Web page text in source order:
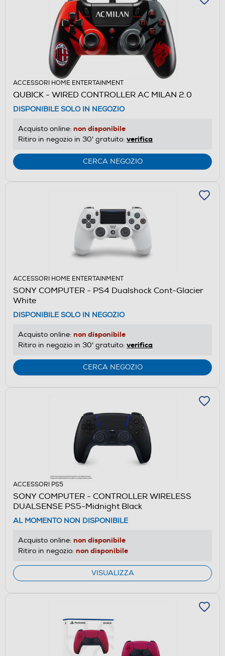
ACCESSORI HOME ENTERTAINMENT
QUBICK - WIRED CONTROLLER AC MILAN 2.0
DISPONIBILE SOLO IN NEGOZIO
Acquisto online: non disponibile
Ritiro in negozio in 30' gratuito: verifica
CERCA NEGOZIO
ACCESSORI HOME ENTERTAINMENT
SONY COMPUTER - PS4 Dualshock Cont-Glacier
White
DISPONIBILE SOLO IN NEGOZIO
Acquisto online: non disponibile
Ritiro in negozio in 30' gratuito: verifica
CERCA NEGOZIO
ACCESSORI PS5
SONY COMPUTER - CONTROLLER WIRELESS
DUALSENSE PS5-Midnight Black
AL MOMENTO NON DISPONIBILE
Acquisto online: non disponibile
Ritiro in negozio: non disponibile
VISUALIZZA